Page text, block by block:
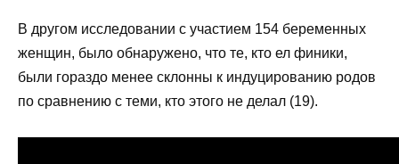
В другом исследовании с участием 154 беременных
женщин, было обнаружено, что те, кто ел финики,
были гораздо менее склонны к индуцированию родов
по сравнению с теми, кто этого не делал (19).